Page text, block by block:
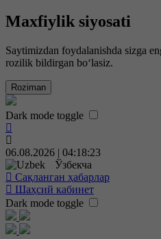
Maxfiylik siyosati
Saytimizdan foydalanishda sizga
rozilik bildirgan bo‘lasiz.
Roziman
Dark mode toggle
06.08.2026 | 04:18:24
Ўзбекча
Сақланган ҳабарлар
Шаҳсий кабинет
Dark mode toggle